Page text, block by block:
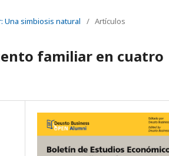
Una simbiosis natural / Artículos
familiar en cuatro